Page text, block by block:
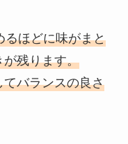
るほどに味がまと
が残ります。
バランスの良さ